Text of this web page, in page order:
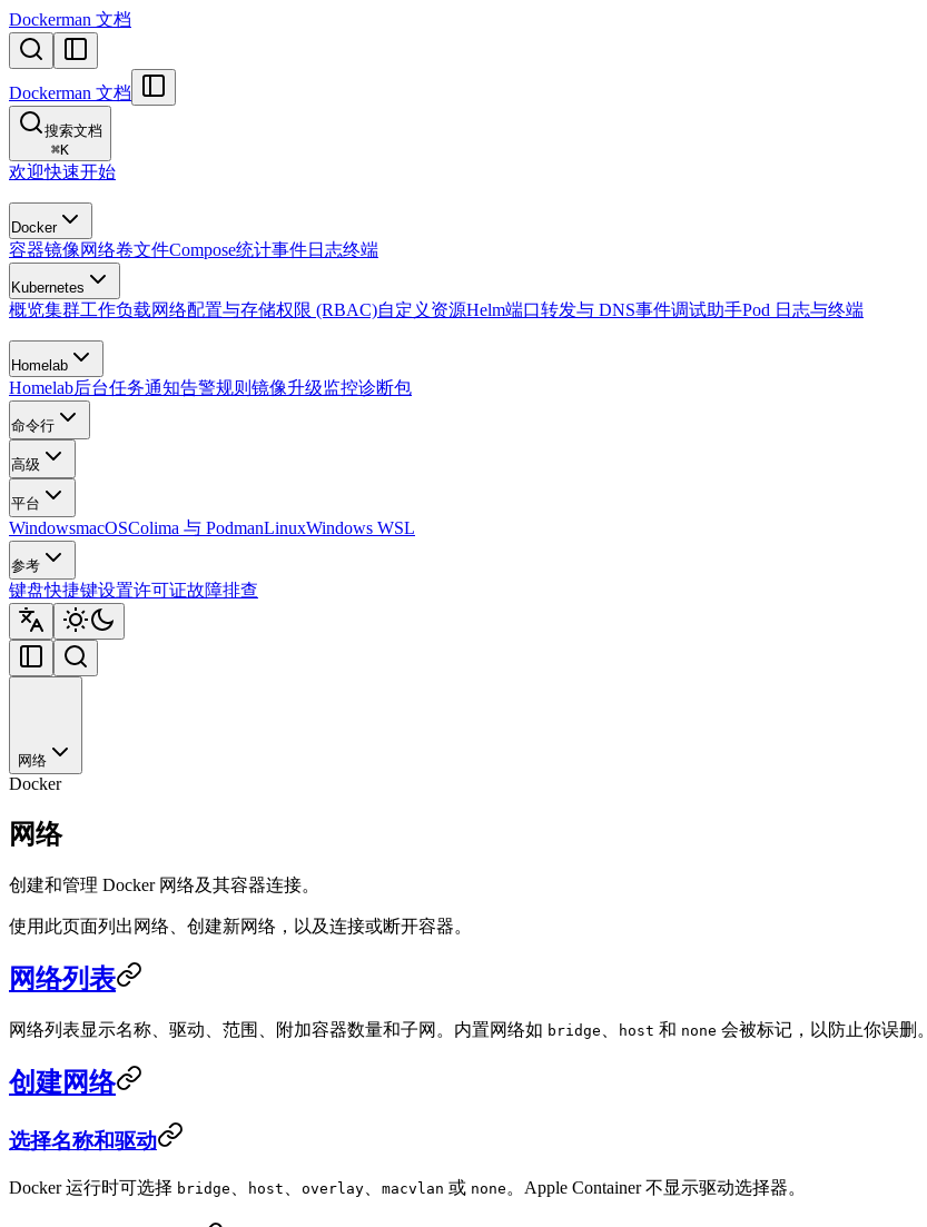
Dockerman 文档
Dockerman 文档
搜索文档
⌘K
欢迎快速开始
Docker
容器镜像网络卷文件Compose统计事件日志终端
Kubernetes
概览集群工作负载网络配置与存储权限 (RBAC)自定义资源Helm端口转发与 DNS事件调试助手Pod 日志与终端
Homelab
Homelab后台任务通知告警规则 镜像升级监控诊断包
命令行
高级
平台
WindowsmacOSColima 与 PodmanLinuxWindows WSL
参考
键盘快捷键设置许可证故障排查
网络
Docker
网络
创建和管理 Docker 网络及其容器连接。
使用此页面列出网络、创建新网络，以及连接或断开容器。
网络列表
网络列表显示名称、驱动、范围、附加容器数量和子网。内置网络如 bridge host 和 none 会被标记，以防止你误删。
创建网络
选择名称和驱动
Docker 运行时可选择 bridge host overlay macvlan 或 none 。Apple Container 不显示驱动选择器。